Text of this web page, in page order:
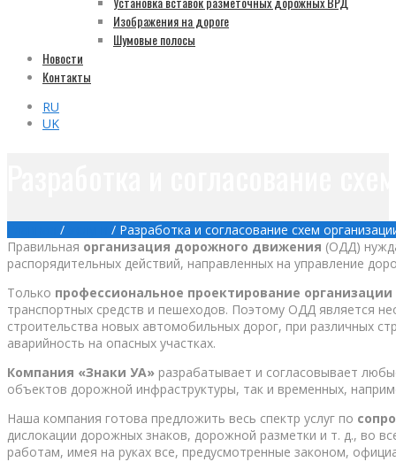
Изображения на дороге
Шумовые полосы
Новости
Контакты
RU
UK
/ / Разработка и согласование схем
Правильная организация дорожного движения (ОДД)
распорядительных действий, направленных на управление
Только профессиональное проектирование
транспортных средств и пешеходов. Поэтому ОДД является
строительства новых автомобильных дорог, при различных
аварийность на опасных участках.
Компания «Знаки УА» разрабатывает и согласовывает
объектов дорожной инфраструктуры, так и временных,
Наша компания готова предложить весь спектр услуг по
дислокации дорожных знаков, дорожной разметки и т. д., во
работам, имея на руках все, предусмотренные законом,